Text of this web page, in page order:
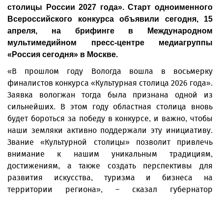
столицы России 2027 года». Старт одноименного
Всероссийского конкурса объявили сегодня, 15
апреля, на брифинге в Международном
мультимедийном пресс-центре медиагруппы
«Россия сегодня» в Москве.
«В прошлом году Вологда вошла в восьмерку
финалистов конкурса «Культурная столица 2026 года».
Заявка вологжан тогда была признана одной из
сильнейших. В этом году областная столица вновь
будет бороться за победу в конкурсе, и важно, чтобы
наши земляки активно поддержали эту инициативу.
Звание «Культурной столицы» позволит привлечь
внимание к нашим уникальным традициям,
достижениям, а также создать перспективы для
развития искусства, туризма и бизнеса на
территории региона», – сказал губернатор